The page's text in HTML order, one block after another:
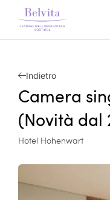
Indietro
Camera
(Novità dal
Hotel Hohenwart